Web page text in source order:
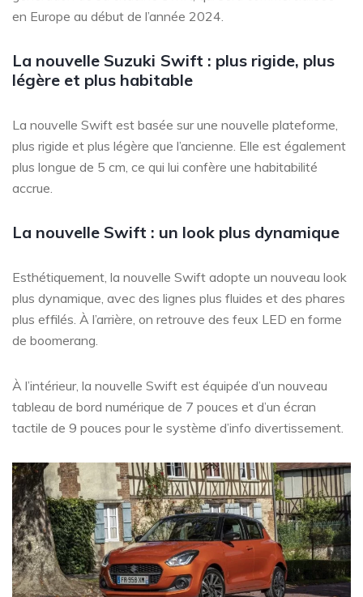
en Europe au début de l’année 2024.
La nouvelle Suzuki Swift : plus rigide, plus
légère et plus habitable
La nouvelle Swift est basée sur une nouvelle plateforme,
plus rigide et plus légère que l’ancienne. Elle est également
plus longue de 5 cm, ce qui lui confère une habitabilité
accrue.
La nouvelle Swift : un look plus dynamique
Esthétiquement, la nouvelle Swift adopte un nouveau look
plus dynamique, avec des lignes plus fluides et des phares
plus effilés. À l’arrière, on retrouve des feux LED en forme
de boomerang.
À l’intérieur, la nouvelle Swift est équipée d’un nouveau
tableau de bord numérique de 7 pouces et d’un écran
tactile de 9 pouces pour le système d’info divertissement.